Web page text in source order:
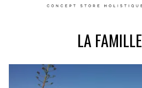
LA FAMILLE